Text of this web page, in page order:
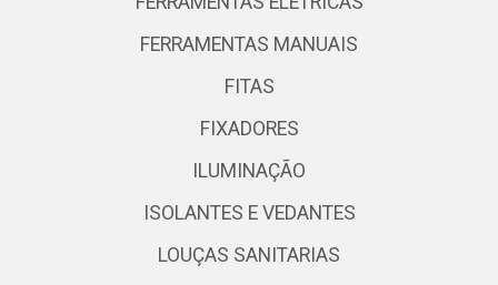
FERRAMENTAS MANUAIS
FITAS
FIXADORES
ILUMINAÇÃO
ISOLANTES E VEDANTES
LOUÇAS SANITARIAS